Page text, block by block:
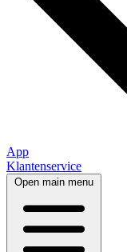
App
Klantenservice
Open main menu